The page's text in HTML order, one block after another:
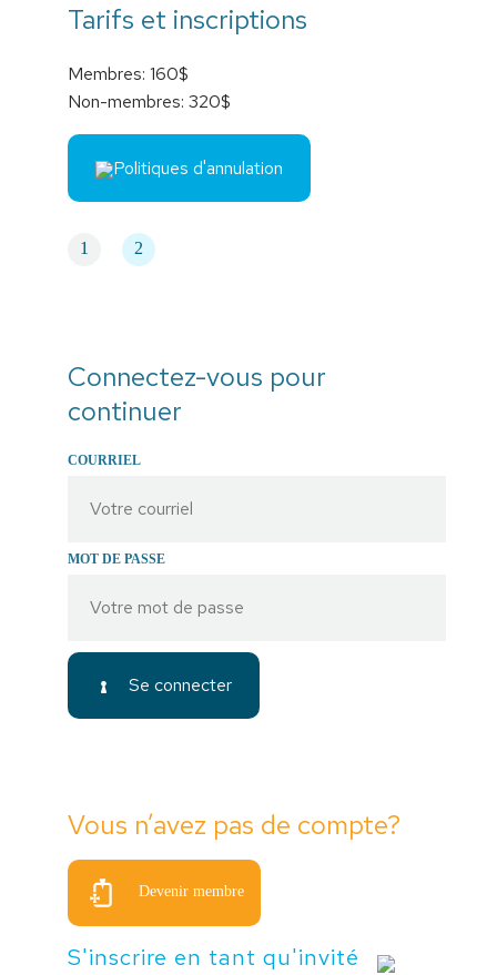
Tarifs et inscriptions
Membres: 160$
Non-membres: 320$
Politiques d'annulation
1 2
Connectez-vous pour
continuer
COURRIEL
MOT DE PASSE
Se connecter
Vous n’avez pas de compte?
Devenir membre
S'inscrire en tant qu'invité